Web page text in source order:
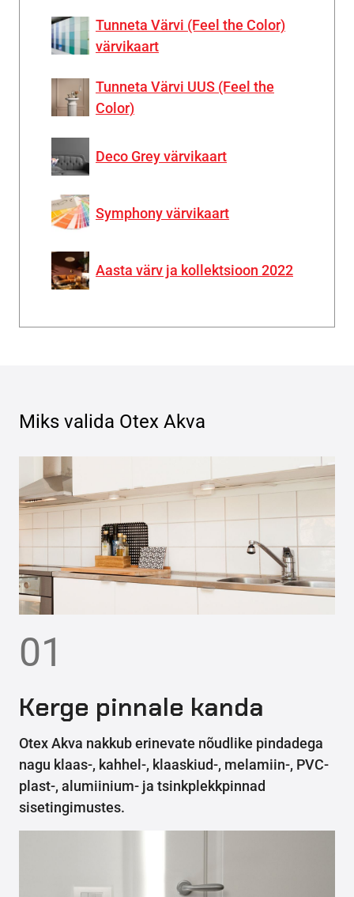
Tunneta Värvi (Feel the Color)
värvikaart
Tunneta Värvi UUS (Feel the
Color)
Deco Grey värvikaart
Symphony värvikaart
Aasta värv ja kollektsioon 2022
Miks valida Otex Akva
01
Kerge pinnale kanda
Otex Akva nakkub erinevate nõudlike pindadega
nagu klaas-, kahhel-, klaaskiud-, melamiin-, PVC-
plast-, alumiinium- ja tsinkplekkpinnad
sisetingimustes.